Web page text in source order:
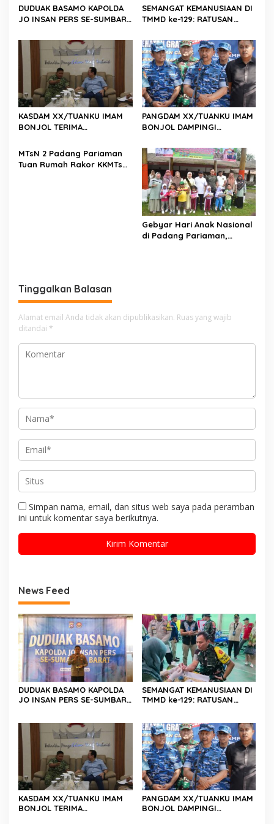
s
DUDUAK BASAMO KAPOLDA
JO INSAN PERS SE-SUMBAR,
Abadhy Dorong Kolaborasi
Polri dan Media Demi
Kepentingan Masyarakat
SEMANGAT KEMANUSIAAN DI
TMMD ke-129: RATUSAN
KEBUTUHAAN STOK DARAH
KASDAM XX/TUANKU IMAM
BONJOL TERIMA
ANGGOTA DPD RI H. IRMAN
GUSMAN, S.E., M.B.A., DI
PANGDAM XX/TUANKU IMAM
BONJOL DAMPINGI
AU KE-79 DI LANUD SUTAN
SJAHRIR
MTsN 2 Padang Pariaman
Tuan Rumah Rakor KKMTs
Gebyar Hari Anak Nasional
di Padang Pariaman,
Tinggalkan Balasan
Alamat email Anda tidak akan dipublikasikan. Ruas yang wajib
ditandai *
Simpan nama, email, dan situs web saya pada peramban
ini untuk komentar saya berikutnya.
News Feed
DUDUAK BASAMO KAPOLDA
JO INSAN PERS SE-SUMBAR,
Polri dan Media Demi
Kepentingan Masyarakat
SEMANGAT KEMANUSIAAN DI
TMMD ke-129: RATUSAN
KASDAM XX/TUANKU IMAM
BONJOL TERIMA
PANGDAM XX/TUANKU IMAM
BONJOL DAMPINGI